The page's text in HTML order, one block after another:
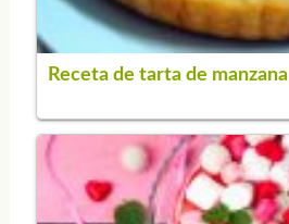
Receta de tarta de manzana